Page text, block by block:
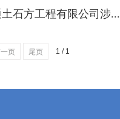
石方工程有限公司涉...
页 尾页 1 / 1